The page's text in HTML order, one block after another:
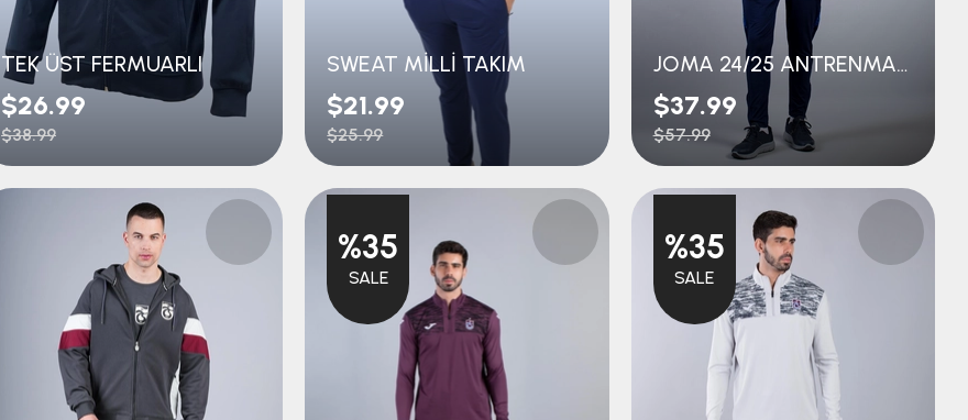
TEK ÜST FERMUARLI
$26.99
$38.99
SWEAT MİLLİ TAKIM
$21.99
$25.99
JOMA 24/25 ANTRENMAN EŞOFMAN ÜST
$37.99
$57.99
%35
SALE
%35
SALE